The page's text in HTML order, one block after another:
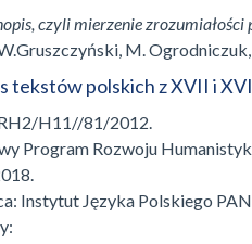
czyli mierzenie
W.Gruszczyński, M.
tekstów polskich z XVII i
H11//81/2012.
Program Rozwoju
Instytut Języka Polskiego